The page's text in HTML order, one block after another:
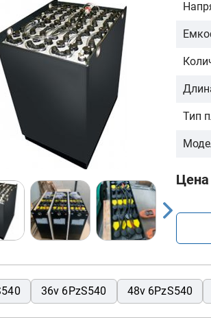
Тип
36v 6PzS540 48v 6PzS540